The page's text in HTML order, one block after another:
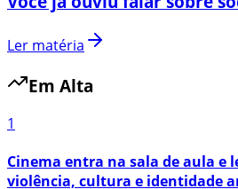
Ler matéria
Em Alta
1
Cinema entra na sala de aula e
violência, cultura e identidade